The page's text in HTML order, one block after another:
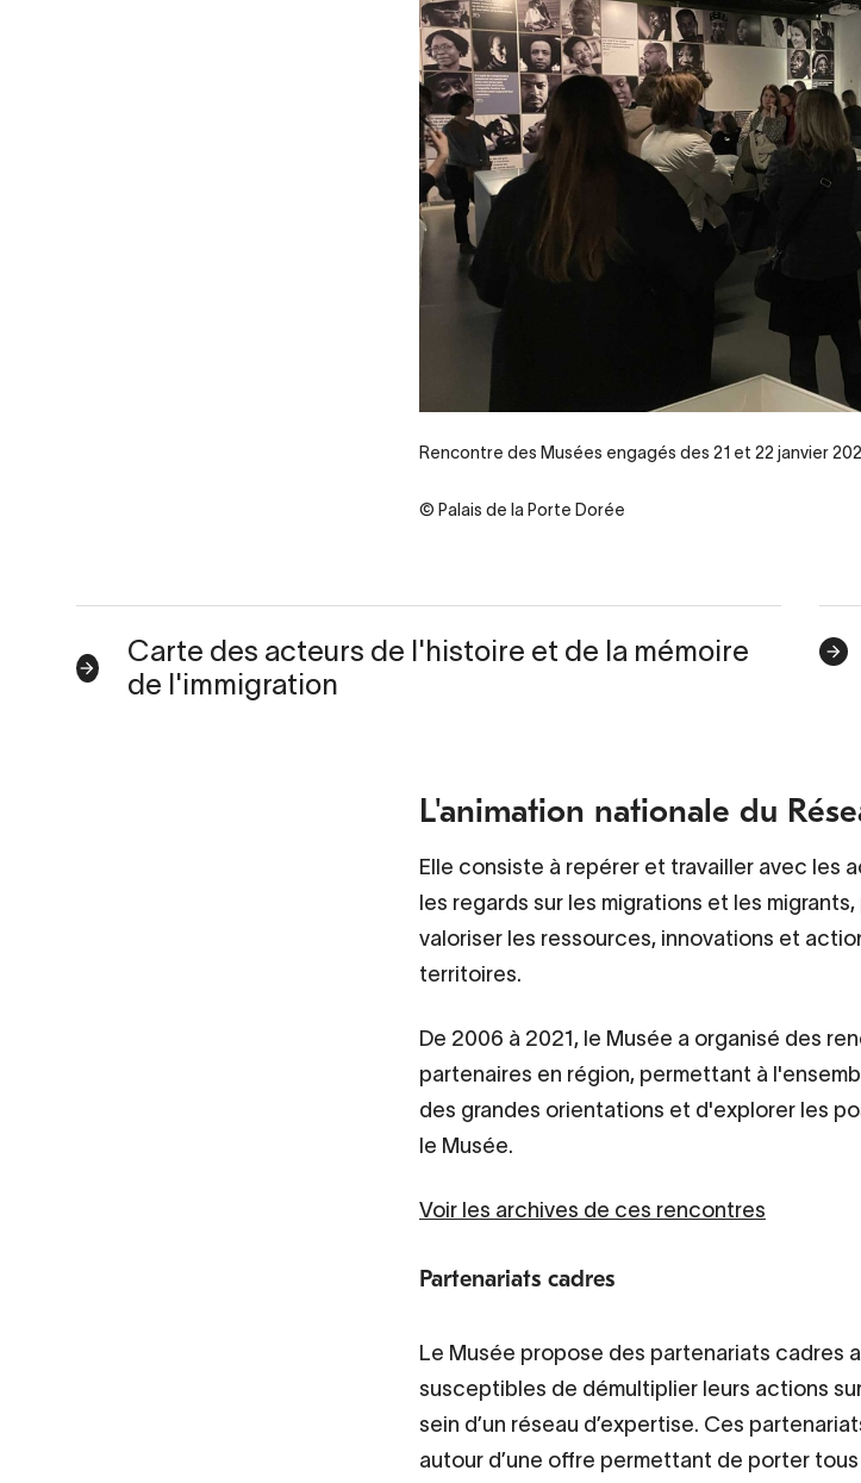
Rencontre des Musées engagés des 21 et 22 janvier
© Palais de la Porte Dorée
Carte des acteurs de l'histoire et de la mémoire
de l'immigration
L'animation nationale du
Elle consiste à repérer et travailler avec les
les regards sur les migrations et les
valoriser les ressources, innovations et
territoires.
De 2006 à 2021, le Musée a organisé des
partenaires en région, permettant à
des grandes orientations et d'explorer les
le Musée.
Voir les archives de ces rencontres
Partenariats cadres
Le Musée propose des partenariats cadres
susceptibles de démultiplier leurs actions
sein d’un réseau d’expertise. Ces
autour d’une offre permettant de porter